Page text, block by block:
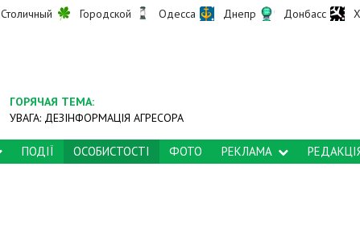
Столичный Городской Одесса Днепр Донбасс
ГОРЯЧАЯ ТЕМА:
УВАГА: ДЕЗІНФОРМАЦІЯ АГРЕСОРА
ПОДІЇ ОСОБИСТОСТІ ФОТО РЕКЛАМА